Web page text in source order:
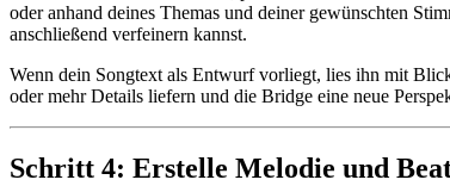
oder anhand deines Themas und deiner gewünschten
anschließend verfeinern kannst.
Wenn dein Songtext als Entwurf vorliegt, lies ihn mit
oder mehr Details liefern und die Bridge eine neue
Schritt 4: Erstelle Melodie und